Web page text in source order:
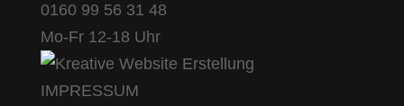
0160 99 56 31 48
Mo-Fr 12-18 Uhr
IMPRESSUM